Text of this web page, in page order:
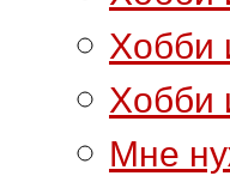
Хобби
Хобби
Мне